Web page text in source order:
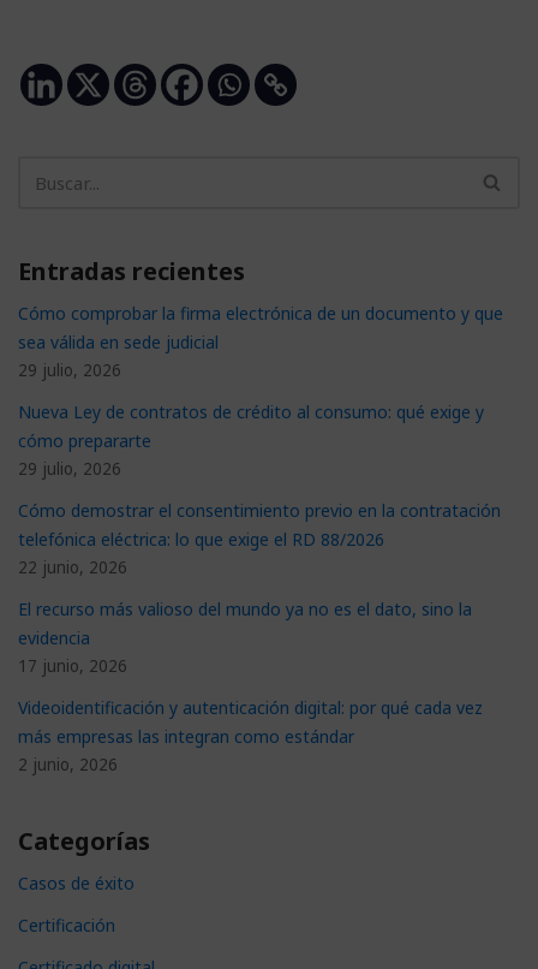
Entradas recientes
Cómo comprobar la firma electrónica de un documento y que
sea válida en sede judicial
29 julio, 2026
Nueva Ley de contratos de crédito al consumo: qué exige y
cómo prepararte
29 julio, 2026
Cómo demostrar el consentimiento previo en la contratación
telefónica eléctrica: lo que exige el RD 88/2026
22 junio, 2026
El recurso más valioso del mundo ya no es el dato, sino la
evidencia
17 junio, 2026
Videoidentificación y autenticación digital: por qué cada vez
más empresas las integran como estándar
2 junio, 2026
Categorías
Casos de éxito
Certificación